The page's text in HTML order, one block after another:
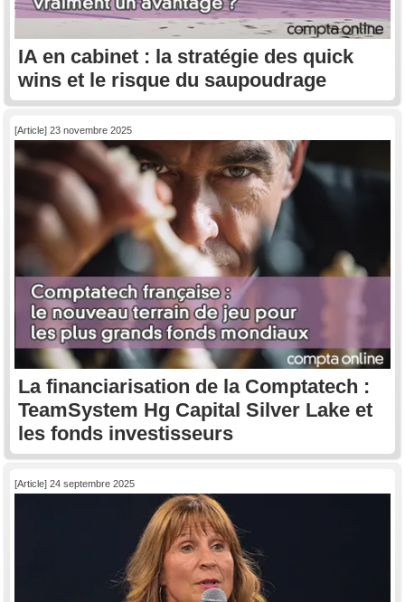
IA en cabinet : la stratégie des quick
wins et le risque du saupoudrage
[Article] 23 novembre 2025
La financiarisation de la Comptatech :
TeamSystem Hg Capital Silver Lake et
les fonds investisseurs
[Article] 24 septembre 2025